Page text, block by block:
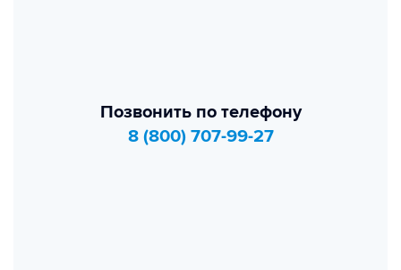
Позвонить по телефону
8 (800) 707-99-27